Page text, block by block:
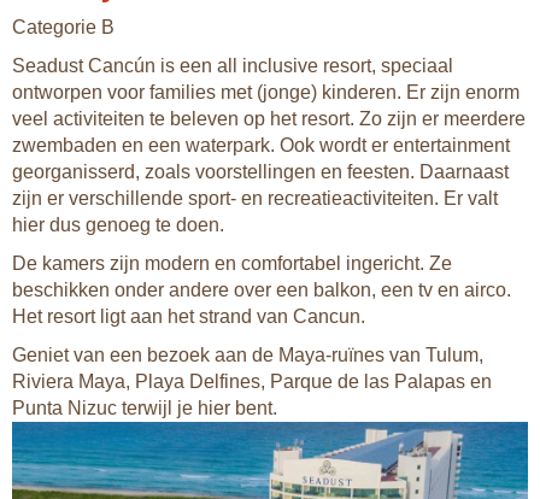
Categorie B
Seadust Cancún is een all inclusive resort, speciaal
ontworpen voor families met (jonge) kinderen. Er zijn enorm
veel activiteiten te beleven op het resort. Zo zijn er meerdere
zwembaden en een waterpark. Ook wordt er entertainment
georganisserd, zoals voorstellingen en feesten. Daarnaast
zijn er verschillende sport- en recreatieactiviteiten. Er valt
hier dus genoeg te doen.
De kamers zijn modern en comfortabel ingericht. Ze
beschikken onder andere over een balkon, een tv en airco.
Het resort ligt aan het strand van Cancun.
Geniet van een bezoek aan de Maya-ruïnes van Tulum,
Riviera Maya, Playa Delfines, Parque de las Palapas en
Punta Nizuc terwijl je hier bent.